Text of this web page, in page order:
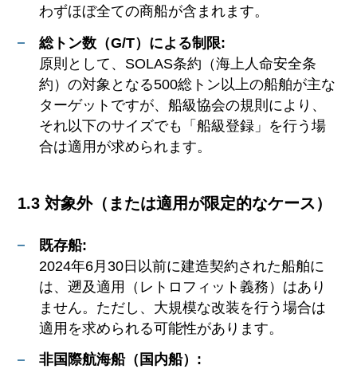
わずほぼ全ての商船が含まれます。
総トン数（G/T）による制限:
原則として、SOLAS条約（海上人命安全条
約）の対象となる500総トン以上の船舶が主な
ターゲットですが、船級協会の規則により、
それ以下のサイズでも「船級登録」を行う場
合は適用が求められます。
1.3 対象外（または適用が限定的なケース）
既存船:
2024年6月30日以前に建造契約された船舶に
は、遡及適用（レトロフィット義務）はあり
ません。ただし、大規模な改装を行う場合は
適用を求められる可能性があります。
非国際航海船（国内船）: